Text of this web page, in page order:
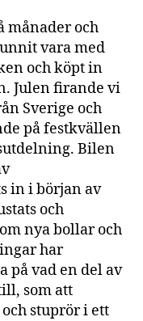
månader och
vara med
och köpt in
Julen firande vi
Sverige och
på festkvällen
Bilen
in i början av
och
nya bollar och
har
på vad en del av
som att
stuprör i ett